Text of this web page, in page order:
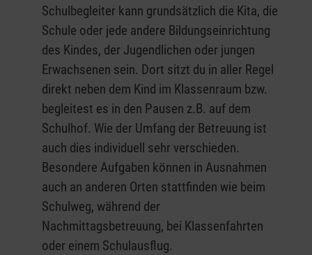
Schulbegleiter kann grundsätzlich die Kita, die
Schule oder jede andere Bildungseinrichtung
des Kindes, der Jugendlichen oder jungen
Erwachsenen sein. Dort sitzt du in aller Regel
direkt neben dem Kind im Klassenraum bzw.
begleitest es in den Pausen z.B. auf dem
Schulhof. Wie der Umfang der Betreuung ist
auch dies individuell sehr verschieden.
Besondere Aufgaben können in Ausnahmen
auch an anderen Orten stattfinden wie beim
Schulweg, während der
Nachmittagsbetreuung, bei Klassenfahrten
oder einem Schulausflug.